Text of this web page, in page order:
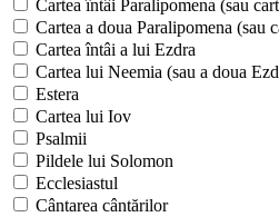
Cartea întâi Paralipomena (sau
Cartea a doua Paralipomena (sau
Cartea întâi a lui Ezdra
Cartea lui Neemia (sau a doua
Estera
Cartea lui Iov
Psalmii
Pildele lui Solomon
Ecclesiastul
Cântarea cântărilor